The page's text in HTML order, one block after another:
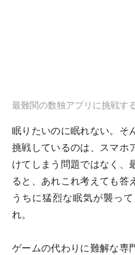
最難関の数独アプリに挑戦す
眠りたいのに眠れない。そ
挑戦しているのは、スマホ
けてしまう問題ではなく、
ると、あれこれ考えても答
うちに猛烈な眠気が襲っ
れ。
ゲームの代わりに難解な専